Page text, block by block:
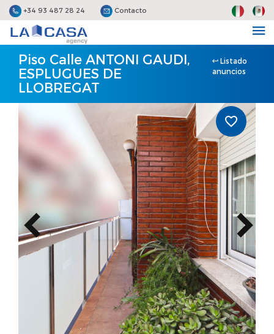
+34 93 487 28 24 Contacto
Piso Calle ANTONI GAUDI,
ESPLUGUES DE
LLOBREGAT
Listado
anuncios